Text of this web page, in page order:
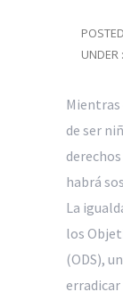
UNDER :
Mientras
de ser
habrá
La
los
(ODS),